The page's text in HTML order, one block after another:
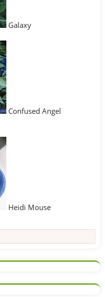
Galaxy
Confused Angel
Heidi Mouse